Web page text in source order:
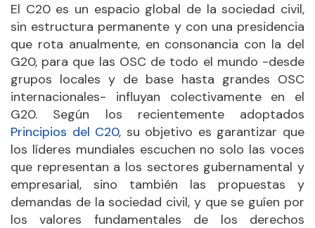
El C20 es un espacio global de la sociedad civil,
sin estructura permanente y con una presidencia
que rota anualmente, en consonancia con la del
G20, para que las OSC de todo el mundo -desde
grupos locales y de base hasta grandes OSC
internacionales- influyan colectivamente en el
G20. Según los recientemente adoptados
Principios del C20, su objetivo es garantizar que
los líderes mundiales escuchen no solo las voces
que representan a los sectores gubernamental y
empresarial, sino también las propuestas y
demandas de la sociedad civil, y que se guíen por
los valores fundamentales de los derechos